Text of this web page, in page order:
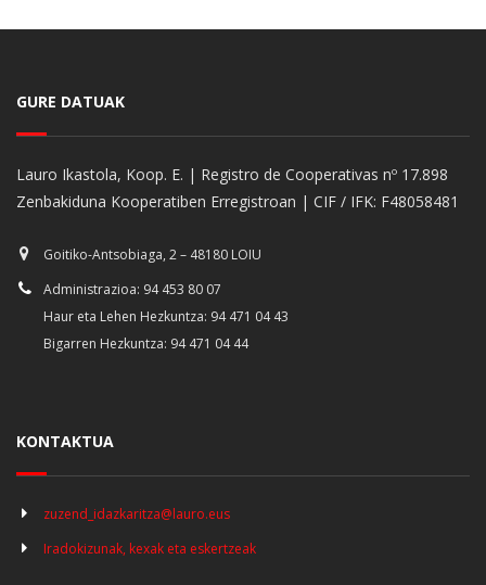
GURE DATUAK
Lauro Ikastola, Koop. E. | Registro de Cooperativas nº 17.898
Zenbakiduna Kooperatiben Erregistroan | CIF / IFK: F48058481
Goitiko-Antsobiaga, 2 – 48180 LOIU
Administrazioa: 94 453 80 07
Haur eta Lehen Hezkuntza: 94 471 04 43
Bigarren Hezkuntza: 94 471 04 44
KONTAKTUA
zuzend_idazkaritza@lauro.eus
Iradokizunak, kexak eta eskertzeak